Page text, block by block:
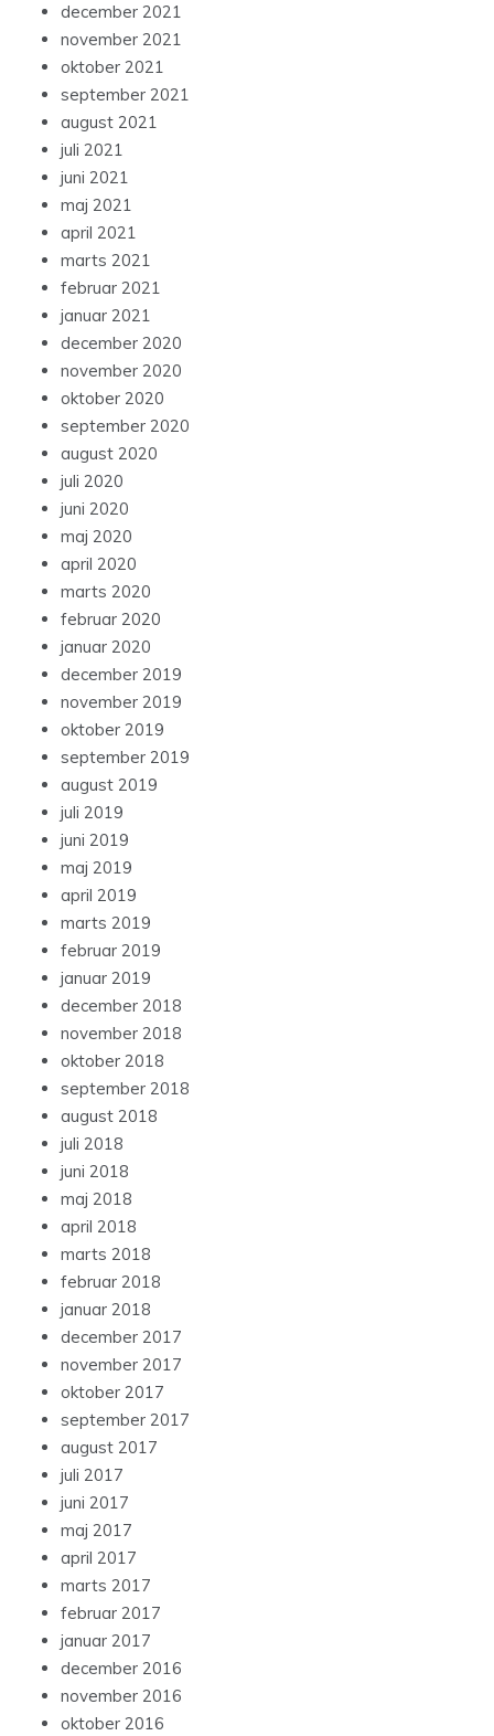
december 2021
november 2021
oktober 2021
september 2021
august 2021
juli 2021
juni 2021
maj 2021
april 2021
marts 2021
februar 2021
januar 2021
december 2020
november 2020
oktober 2020
september 2020
august 2020
juli 2020
juni 2020
maj 2020
april 2020
marts 2020
februar 2020
januar 2020
december 2019
november 2019
oktober 2019
september 2019
august 2019
juli 2019
juni 2019
maj 2019
april 2019
marts 2019
februar 2019
januar 2019
december 2018
november 2018
oktober 2018
september 2018
august 2018
juli 2018
juni 2018
maj 2018
april 2018
marts 2018
februar 2018
januar 2018
december 2017
november 2017
oktober 2017
september 2017
august 2017
juli 2017
juni 2017
maj 2017
april 2017
marts 2017
februar 2017
januar 2017
december 2016
november 2016
oktober 2016